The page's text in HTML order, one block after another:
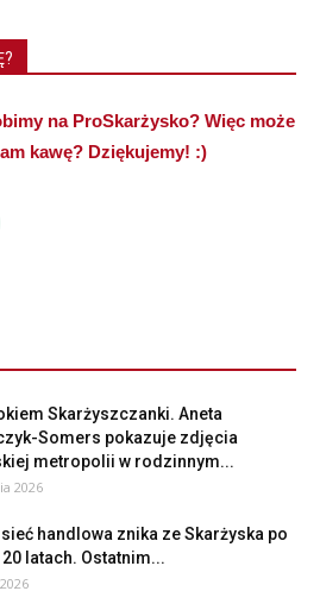
na ProSkarżysko? Więc może
kawę? Dziękujemy! :)
Skarżyszczanki. Aneta
Somers pokazuje zdjęcia
metropolii w rodzinnym...
2026
handlowa znika ze Skarżyska po
latach. Ostatnim...